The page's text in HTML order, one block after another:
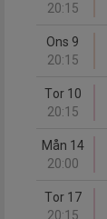
20:15
Ons 9
20:15
Tor 10
20:15
Mån 14
20:00
Tor 17
20:15